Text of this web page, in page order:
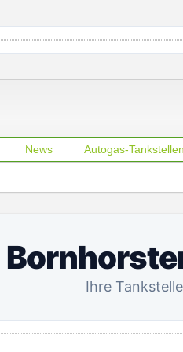
News Autogas-Tankstellen
Ihre